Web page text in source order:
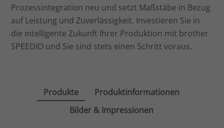
Prozessintegration neu und setzt Maßstäbe in Bezug
auf Leistung und Zuverlässigkeit. Investieren Sie in
die intelligente Zukunft Ihrer Produktion mit brother
SPEEDIO und Sie sind stets einen Schritt voraus.
Produkte
Produktinformationen
Bilder & Impressionen